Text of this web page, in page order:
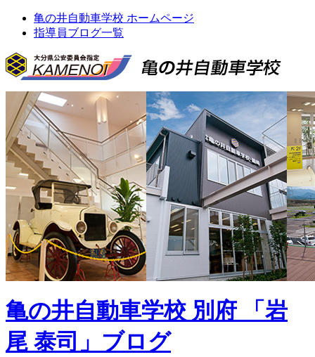
亀の井自動車学校 ホームページ
指導員ブログ一覧
亀の井自動車学校 別府 「岩
尾 泰司」ブログ